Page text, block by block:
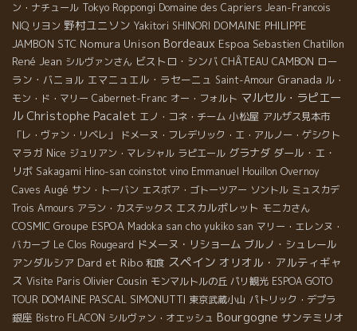
ン・ナチュール Tokyo Roppongi Domaine des Capriers Jean-Francois
NIQ リヨン 野村ユニソン Yakitori SHINORI DOMAINE PHILIPPE
JAMBON STC Nomura Unison Bordeaux Espoa Sebastien Chatillon
René Jean シルヴァンさん ビストロ・シンバ CHÂTEAU CAMBON ロー
ラン・バニョル エマニュエル・ラセーニュ Saint-Amour Granada ル・
モン・ド・マリー Cabernet-Franc オー・フォルト マルセル・ラピエー
ル Christophe Pacalet エノ・コネ・チーム 小松屋 アルザス見本市
「レ・ヴァン・リベレ」
ドメーヌ・フレデリック・エ・アルノー・ゲシクト
マラガ Nice ジュリアン・マレシャル ラピエール グラナダ ダール・エ・
リボ Sakagami Hino-san coinstot vino Emmanuel Houillon Overnoy
Caves Augé サン・トーバン エスポア・ゴトーツアー ソントル ミュスカデ
Trois Amours アラン・カステックス エスカルポレット モニカさん
COSMIC Groupe ESPOA Madoka san cho yukiko san マリー・エレンヌ・
バカーブ Le Clos Rougeard ドメーヌ・リショーム ブルノ・シュレール
アンダルシア Dard et Ribo 和食 スペイン オリオル・アルティギャ
ス Visite Paris Olivier Cousin モンマルトルの丘 パリ観光 ESPOA GOTO
TOUR DOMAINE PASCAL SIMONUTTI 東京武蔵小山 パトリック・デプラ
銀座 Bistro FLACON シルヴァン・オエッシュ Bourgogne サンテミリオ